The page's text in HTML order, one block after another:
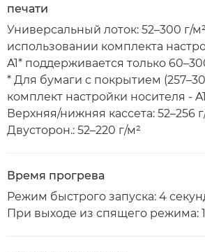
печати
Универсальный лоток: 52–300 г/
использовании комплекта
A1* поддерживается только
* Для бумаги с покрытием
комплект настройки носителя -
Верхняя/нижняя кассета: 52–256
Двусторон.: 52–220 г/м²
Время прогрева
Режим быстрого запуска: 4
При выходе из спящего режима: